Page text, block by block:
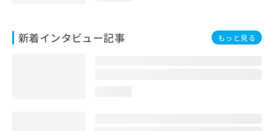
新着インタビュー記事 もっと見る